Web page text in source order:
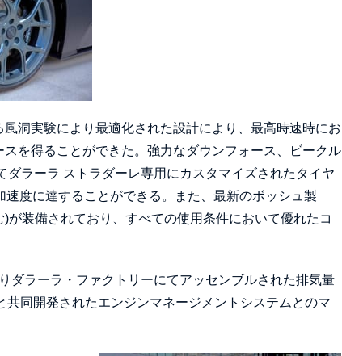
洞実験により最適化された設計により、最高時速時にお
を得ることができた。強力なダウンフォース、ビークル
ラーラ ストラダーレ専用にカスタマイズされたタイヤ
度に達することができる。また、最新のボッシュ製
装備されており、すべての使用条件において優れたコ
ダラーラ・ファクトリーにてアッセンブルされた排気量
同開発されたエンジンマネージメントシステムとのマ